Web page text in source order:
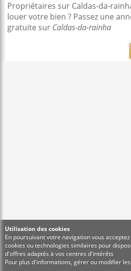
Propriétaires sur Caldas-da-
louer votre bien ? Passez une
gratuite sur Caldas-da-rainha
Utilisation des cookies
En poursuivant votre navigation vous
cookies ou technologies similaires pour
d'offres adaptés à vos centres d'intérêts
Pour plus d'informations, gérer ou modifier